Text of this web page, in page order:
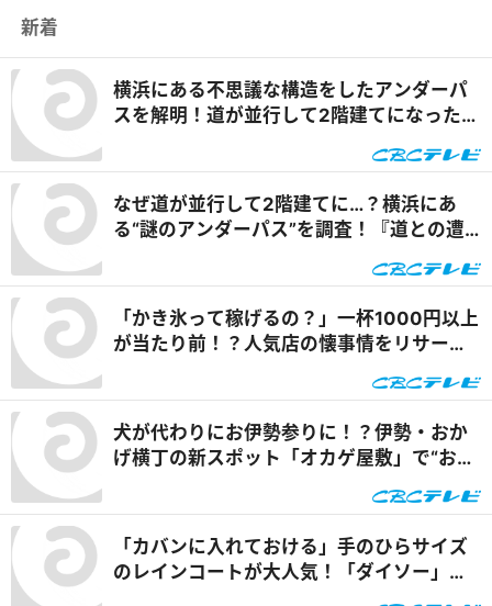
新着
横浜にある不思議な構造をしたアンダーパ
スを解明！道が並行して2階建てになったワ
なぜ道が並行して2階建てに…？横浜にあ
る“謎のアンダーパス”を調査！『道との遭
「かき氷って稼げるの？」一杯1000円以上
が当たり前！？人気店の懐事情をリサーチ
犬が代わりにお伊勢参りに！？伊勢・おか
げ横丁の新スポット「オカゲ屋敷」で“おか
「カバンに入れておける」手のひらサイズ
のレインコートが大人気！「ダイソー」で